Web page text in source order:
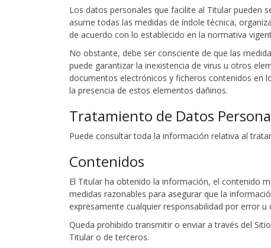
Los datos personales que facilite al Titular pueden
asume todas las medidas de índole técnica,
de acuerdo con lo establecido en la normativa
No obstante, debe ser consciente de que las
puede garantizar la inexistencia de virus u otros
documentos electrónicos y ficheros contenidos en
la presencia de estos elementos dañinos.
Tratamiento de Datos
Puede consultar toda la información relativa al
Contenidos
El Titular ha obtenido la información, el contenido
medidas razonables para asegurar que la
expresamente cualquier responsabilidad por error
Queda prohibido transmitir o enviar a través del
Titular o de terceros.